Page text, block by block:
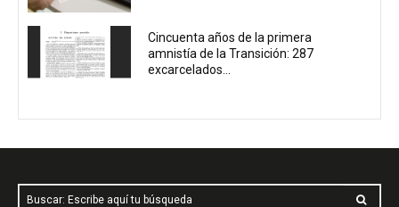
Cincuenta años de la primera
amnistía de la Transición: 287
excarcelados...
Buscar: Escribe aquí tu búsqueda